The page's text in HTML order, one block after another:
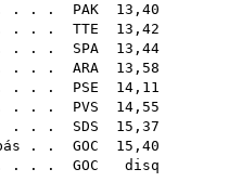
. . . PAK 13,40
. . . TTE 13,42
. . . SPA 13,44
. . . ARA 13,58
. . . PSE 14,11
. . . PVS 14,55
. . . SDS 15,37
. . GOC 15,40
. . . GOC disq